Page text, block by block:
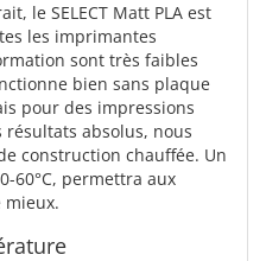
le SELECT Matt PLA est
les imprimantes
sont très faibles
bien sans plaque
pour des impressions
absolus, nous
construction chauffée. Un
60°C, permettra aux
mieux.